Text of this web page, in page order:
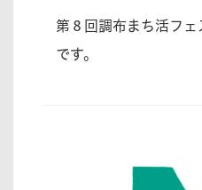
第８回調布まち活フ
です。